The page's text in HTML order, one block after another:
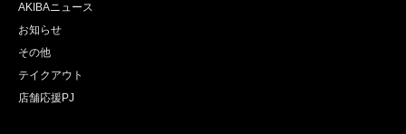
AKIBAニュース
お知らせ
その他
テイクアウト
店舗応援PJ